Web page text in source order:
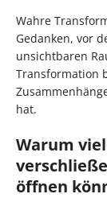
Wahre
Gedanken, vor
unsichtbaren
Transformation
hat.
Warum
öffnen